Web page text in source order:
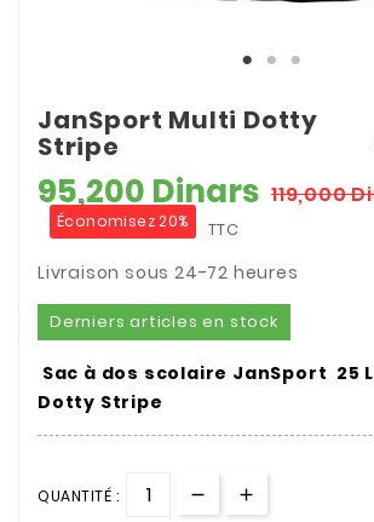
JanSport Multi Dotty
Stripe
95,200 Dinars 119,000
Économisez 20% TTC
Livraison sous 24-72 heures
Derniers articles en stock
Sac à dos scolaire JanSport 25
Dotty Stripe
QUANTITÉ :